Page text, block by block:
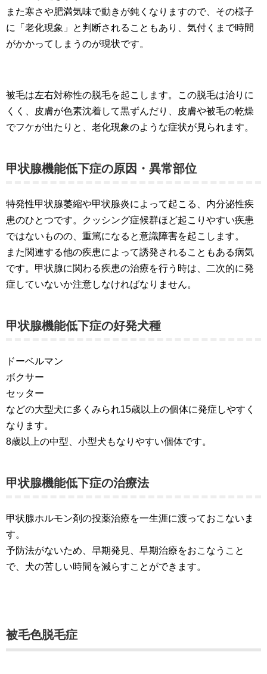
また寒さや肥満気味で動きが鈍くなりますので、その様子
に「老化現象」と判断されることもあり、気付くまで時間
がかかってしまうのが現状です。
被毛は左右対称性の脱毛を起こします。この脱毛は治りに
くく、皮膚が色素沈着して黒ずんだり、皮膚や被毛の乾燥
でフケが出たりと、老化現象のような症状が見られます。
甲状腺機能低下症の原因・異常部位
特発性甲状腺萎縮や甲状腺炎によって起こる、内分泌性疾
患のひとつです。クッシング症候群ほど起こりやすい疾患
ではないものの、重篤になると意識障害を起こします。
また関連する他の疾患によって誘発されることもある病気
です。甲状腺に関わる疾患の治療を行う時は、二次的に発
症していないか注意しなければなりません。
甲状腺機能低下症の好発犬種
ドーベルマン
ボクサー
セッター
などの大型犬に多くみられ15歳以上の個体に発症しやすく
なります。
8歳以上の中型、小型犬もなりやすい個体です。
甲状腺機能低下症の治療法
甲状腺ホルモン剤の投薬治療を一生涯に渡っておこないま
す。
予防法がないため、早期発見、早期治療をおこなうこと
で、犬の苦しい時間を減らすことができます。
被毛色脱毛症